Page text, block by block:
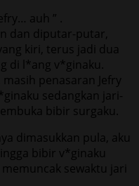
auh ” .
dan diputar-putar,
kiri, terus jadi dua
di l*ang v*ginaku.
penasaran Jefry
sedangkan jari-
bibir surgaku.
dimasukkan pula, aku
bibir v*ginaku
sewaktu jari